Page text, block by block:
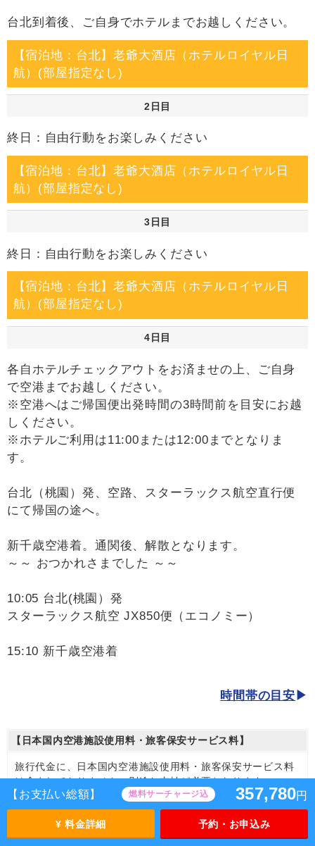
【お支払い総額】 燃料サーチャージ込 357,780円
¥ 料金詳細 予約・お申込み
台北到着後、ご自身でホテルまでお越しください。
【宿泊地：台北】老爺大酒店（ホテルロイヤル日
航）(部屋指定なし)
2日目
終日：自由行動をお楽しみください
【宿泊地：台北】老爺大酒店（ホテルロイヤル日
航）(部屋指定なし)
3日目
終日：自由行動をお楽しみください
【宿泊地：台北】老爺大酒店（ホテルロイヤル日
航）(部屋指定なし)
4日目
各自ホテルチェックアウトをお済ませの上、ご自身
で空港までお越しください。
※空港へはご帰国便出発時間の3時間前を目安にお越
しください。
※ホテルご利用は11:00または12:00までとなりま
す。
台北（桃園）発、空路、スターラックス航空直行便
にて帰国の途へ。
新千歳空港着。通関後、解散となります。
～～ おつかれさまでした ～～
10:05 台北(桃園）発
スターラックス航空 JX850便（エコノミー）
15:10 新千歳空港着
時間帯の目安
【日本国内空港施設使用料・旅客保安サービス料】
旅行代金に、日本国内空港施設使用料・旅客保安サービス料
は含まれておりません。別途お支払が必要となります。
【日本国内空港施設使用料】
新千歳空港
大人（12歳以上）3,000円、子供（2歳以上12歳未満）
1,500円